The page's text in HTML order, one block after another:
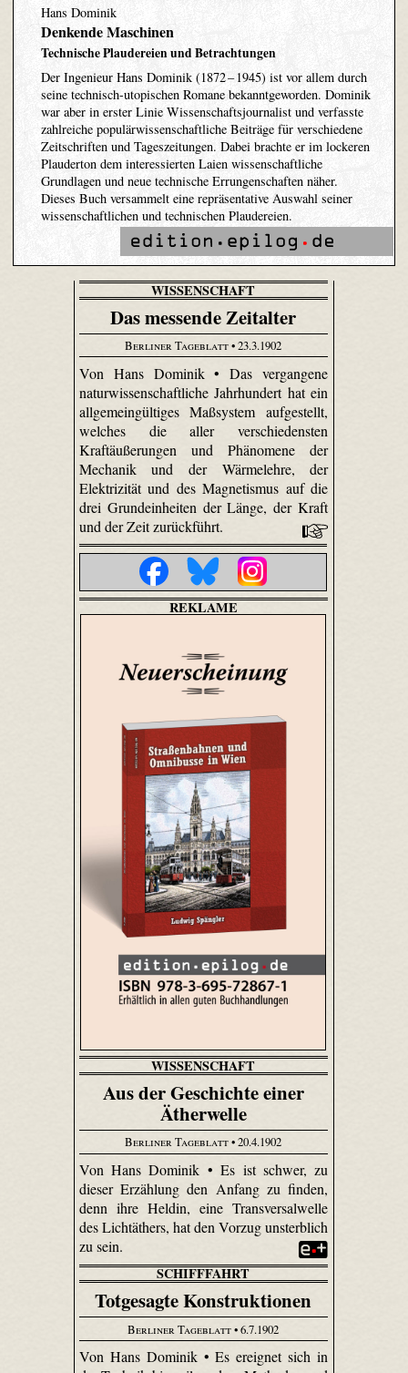
Hans Dominik
Denkende Maschinen
Technische Plaudereien und Betrachtungen
Der Ingenieur Hans Dominik (1872 – 1945) ist vor allem durch
seine technisch-utopischen Romane bekanntgeworden. Dominik
war aber in erster Linie Wissenschaftsjournalist und verfasste
zahlreiche populärwissenschaftliche Beiträge für verschiedene
Zeitschriften und Tageszeitungen. Dabei brachte er im lockeren
Plauderton dem interessierten Laien wissenschaftliche
Grundlagen und neue technische Errungenschaften näher.
Dieses Buch versammelt eine repräsentative Auswahl seiner
wissenschaftlichen und technischen Plaudereien.
WISSENSCHAFT
Das messende Zeitalter
Berliner Tageblatt• 23.3.1902
Von Hans Dominik • Das vergangene
naturwissenschaftliche Jahrhundert hat ein
allgemeingültiges Maßsystem aufgestellt,
welches die aller verschiedensten
Kraftäußerungen und Phänomene der
Mechanik und der Wärmelehre, der
Elektrizität und des Magnetismus auf die
drei Grundeinheiten der Länge, der Kraft
und der Zeit zurückführt.
REKLAME
WISSENSCHAFT
Aus der Geschichte einer
Ätherwelle
Berliner Tageblatt• 20.4.1902
Von Hans Dominik • Es ist schwer, zu
dieser Erzählung den Anfang zu finden,
denn ihre Heldin, eine Transversalwelle
des Lichtäthers, hat den Vorzug unsterblich
zu sein.
SCHIFFFAHRT
Totgesagte Konstruktionen
Berliner Tageblatt• 6.7.1902
Von Hans Dominik • Es ereignet sich in